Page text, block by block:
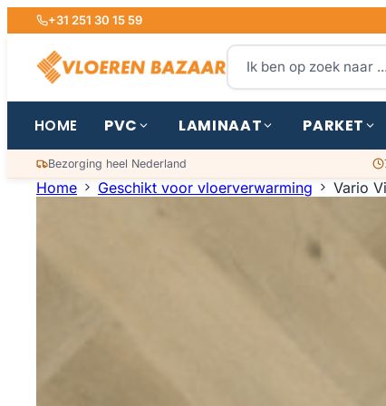
+31 251 30 15 59
HOME PVC LAMINAAT PARKET
Bezorging heel Nederland
Home Geschikt voor vloerverwarming Vario